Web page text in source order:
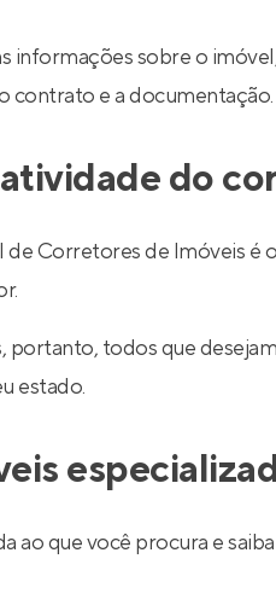
informações sobre o
contrato e a documentação.
do
Corretores de Imóveis é
portanto, todos que
estado.
que você procura e